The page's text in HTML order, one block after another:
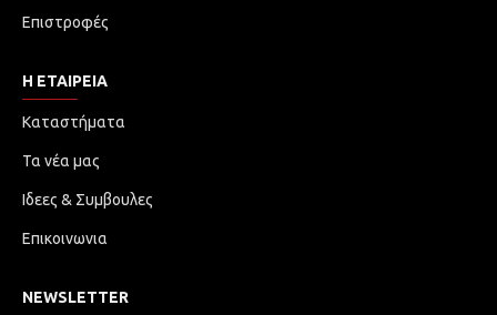
Επιστροφές
Η ΕΤΑΙΡΕΙΑ
Καταστήματα
Τα νέα μας
Ιδεες & Συμβουλες
Επικοινωνια
NEWSLETTER